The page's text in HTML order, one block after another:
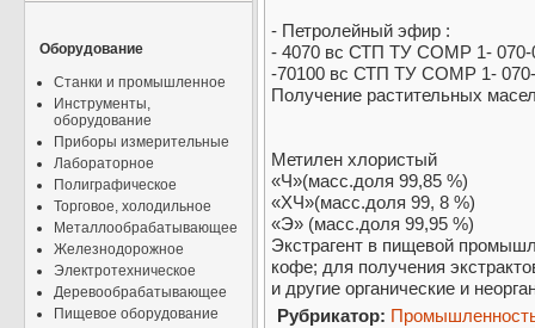
Оборудование
Станки и промышленное
Инструменты,
оборудование
Приборы измерительные
Лабораторное
Полиграфическое
Торговое, холодильное
Металлообрабатывающее
Железнодорожное
Электротехническое
Деревообрабатывающее
Пищевое оборудование
- Петролейный эфир :
- 4070 вс СТП ТУ COMP 1- 070-
-70100 вс СТП ТУ COMP 1-
Получение растительных
Метилен хлористый
«Ч»(масс.доля 99,85 %)
«ХЧ»(масс.доля 99, 8 %)
«Э» (масс.доля 99,95 %)
Экстрагент в пищевой
кофе; для получения
и другие органические и
Рубрикатор: